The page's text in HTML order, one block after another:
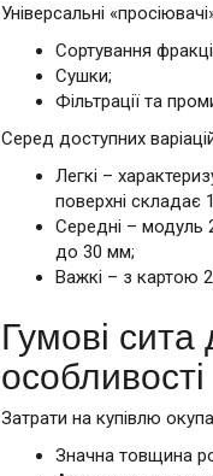
Універсальні
Сортування
Сушки;
Фільтрації та
Серед доступних
Легкі –
поверхні складає
Середні – модуль
до 30 мм;
Важкі – з картою
Гумові сита
особливості
Затрати на купівлю
Значна товщина